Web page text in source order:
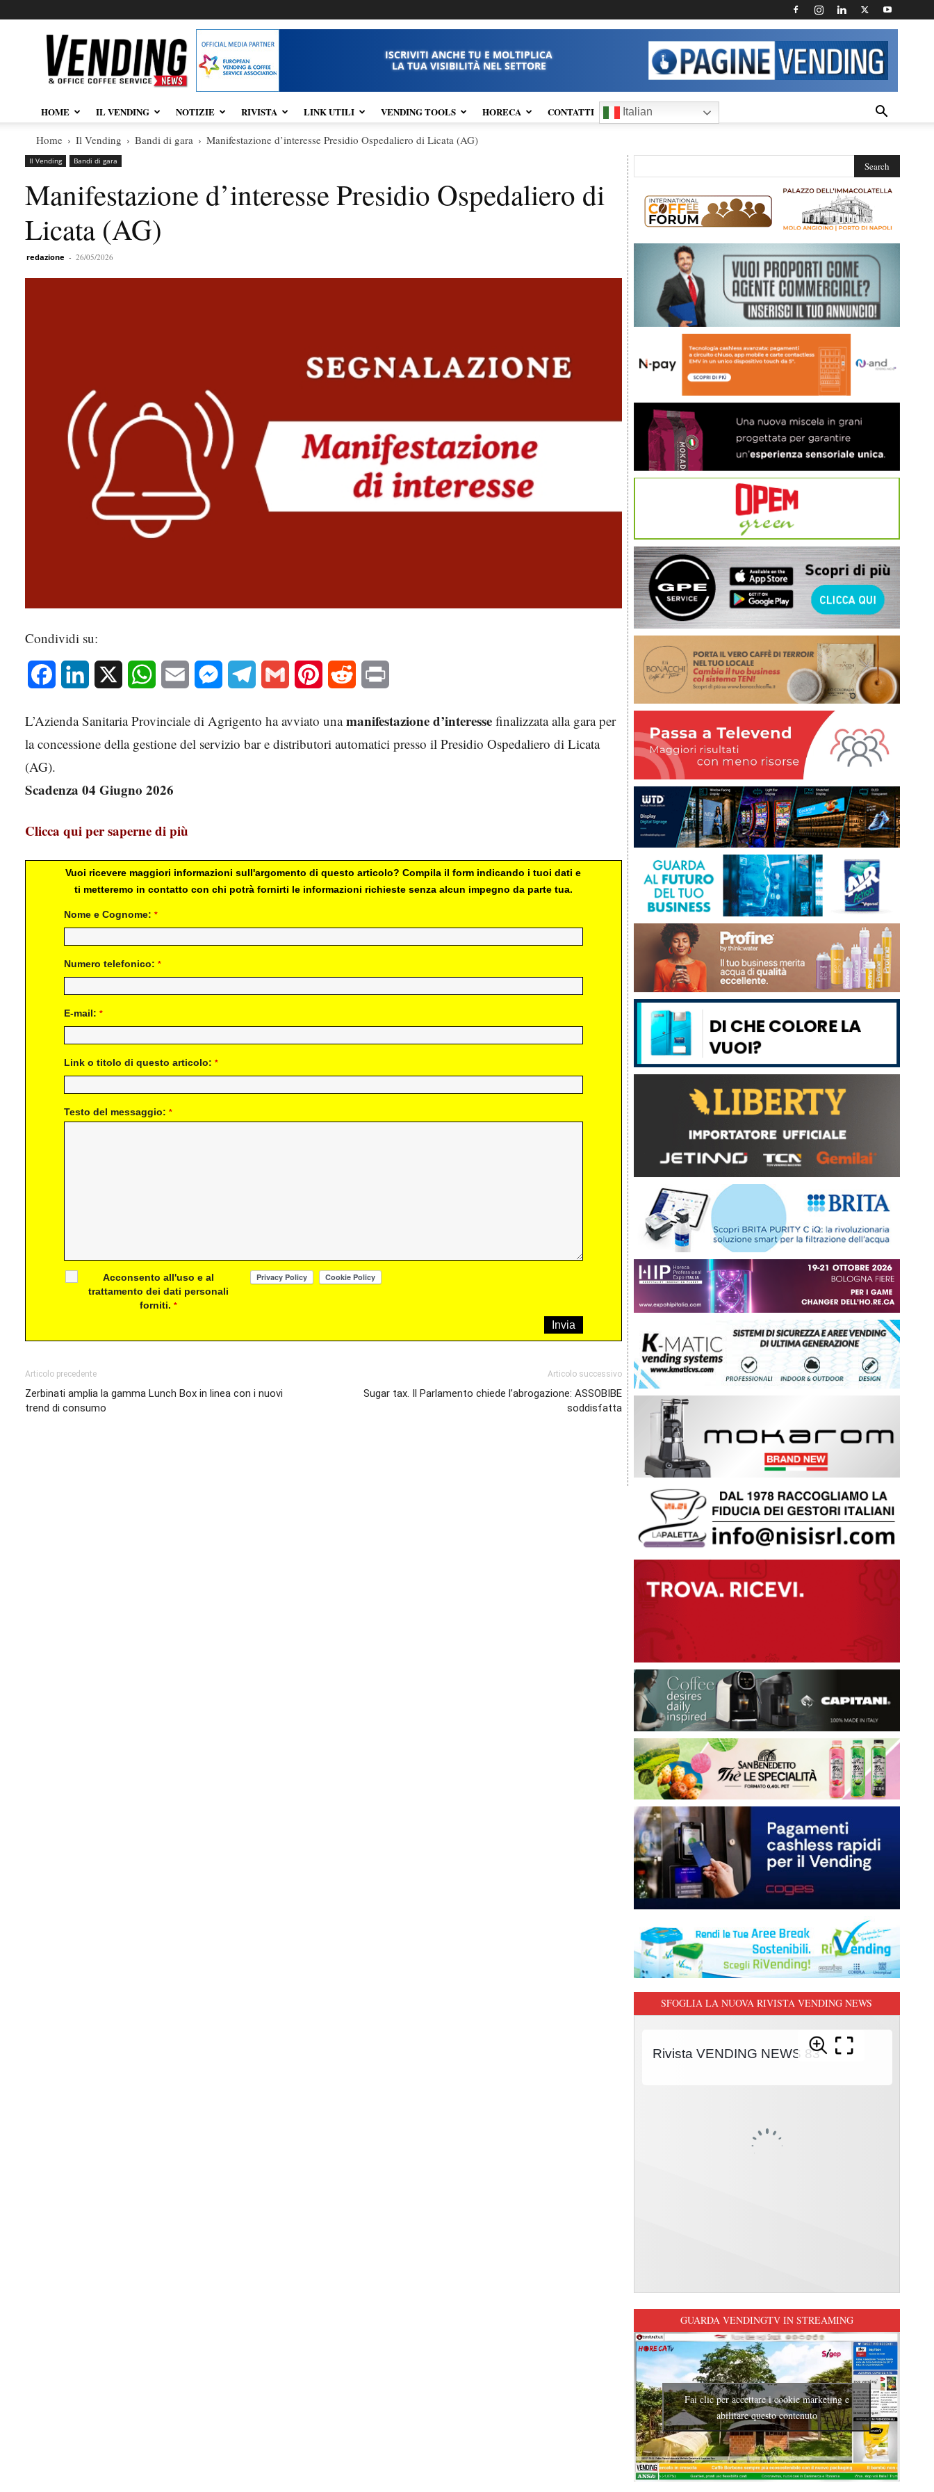
Vendingnews.it
ISCRIVITI ANCHE TU E MOLTIPLICA
LA TUA VISIBILITÀ NEL SETTORE
HOME IL VENDING NOTIZIE RIVISTA LINK UTILI VENDING TOOLS HORECA CONTATTI Italian
Home Il Vending Bandi di gara Manifestazione d’interesse Presidio Ospedaliero di Licata (AG)
Il Vending Bandi di gara
Manifestazione d’interesse Presidio Ospedaliero di
Licata (AG)
redazione - 26/05/2026
Condividi su:
Facebook LinkedIn WhatsAppEmail MessengerTelegram Gmail Pinterest Reddit
L’Azienda Sanitaria Provinciale di Agrigento ha avviato unamanifestazione d’interesse finalizzata alla gara per
la concessione della gestione del servizio bar e distributori automatici presso il Presidio Ospedaliero di Licata
(AG).
Scadenza 04 Giugno 2026
Clicca qui per saperne di più
Vuoi ricevere maggiori informazioni sull'argomento di questo articolo? Compila il form indicando i tuoi dati e
ti metteremo in contatto con chi potrà fornirti le informazioni richieste senza alcun impegno da parte tua.
Nome e Cognome: *
Numero telefonico: *
E-mail: *
Link o titolo di questo articolo: *
Testo del messaggio: *
Acconsento all'uso e al
trattamento dei dati personali
forniti.*
Articolo precedente
Zerbinati amplia la gamma Lunch Box in linea con i nuovi
trend di consumo
Articolo successivo
Sugar tax. Il Parlamento chiede l’abrogazione: ASSOBIBE
soddisfatta
SFOGLIA LA NUOVA RIVISTA VENDING NEWS
GUARDA VENDINGTV IN STREAMING
Fai clic per accettare i cookie marketing e
abilitare questo contenuto